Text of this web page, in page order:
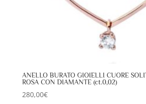
ANELLO BURATO GIOIELLI CUORE
ROSA CON DIAMANTE (ct.0,02)
280,00€